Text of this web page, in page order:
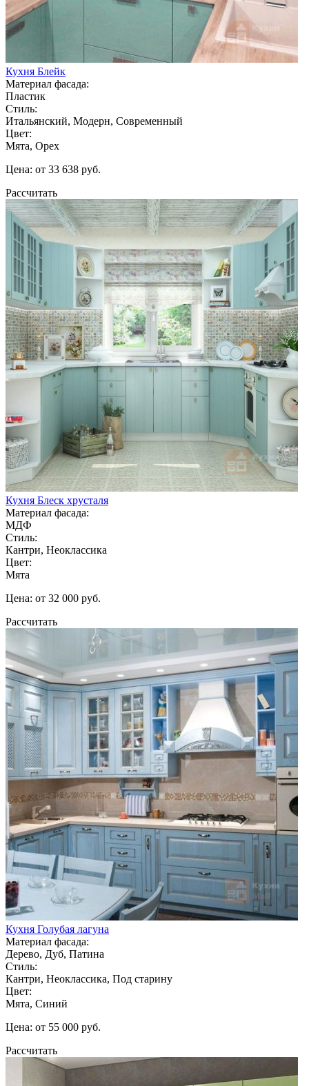
Кухня Блейк
Материал фасада:
Пластик
Стиль:
Итальянский, Модерн, Современный
Цвет:
Мята, Орех
Цена: от 33 638 руб.
Рассчитать
Кухня Блеск хрусталя
Материал фасада:
МДФ
Стиль:
Кантри, Неоклассика
Цвет:
Мята
Цена: от 32 000 руб.
Рассчитать
Кухня Голубая лагуна
Материал фасада:
Дерево, Дуб, Патина
Стиль:
Кантри, Неоклассика, Под старину
Цвет:
Мята, Синий
Цена: от 55 000 руб.
Рассчитать